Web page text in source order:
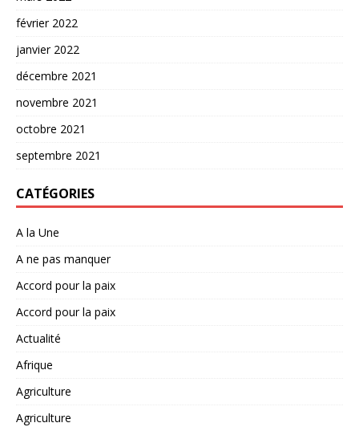
février 2022
janvier 2022
décembre 2021
novembre 2021
octobre 2021
septembre 2021
CATÉGORIES
A la Une
A ne pas manquer
Accord pour la paix
Accord pour la paix
Actualité
Afrique
Agriculture
Agriculture